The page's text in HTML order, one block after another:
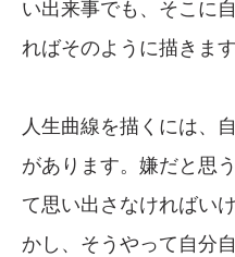
い出来事でも、そこに
ればそのように描きます
人生曲線を描くには、
があります。嫌だと思
て思い出さなければい
かし、そうやって自分